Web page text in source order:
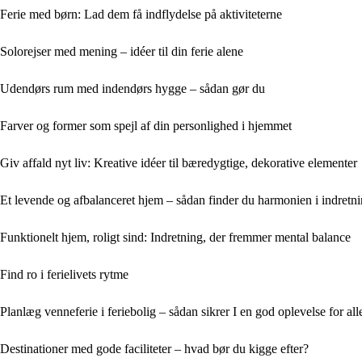
Ferie med børn: Lad dem få indflydelse på aktiviteterne
Solorejser med mening – idéer til din ferie alene
Udendørs rum med indendørs hygge – sådan gør du
Farver og former som spejl af din personlighed i hjemmet
Giv affald nyt liv: Kreative idéer til bæredygtige, dekorative elementer
Et levende og afbalanceret hjem – sådan finder du harmonien i
Funktionelt hjem, roligt sind: Indretning, der fremmer mental balance
Find ro i ferielivets rytme
Planlæg venneferie i feriebolig – sådan sikrer I en god oplevelse for
Destinationer med gode faciliteter – hvad bør du kigge efter?